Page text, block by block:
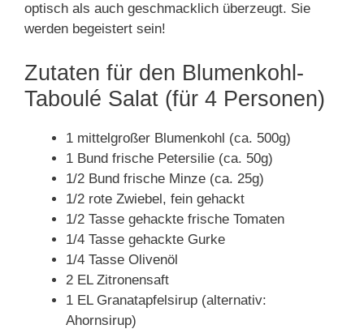
optisch als auch geschmacklich überzeugt. Sie
werden begeistert sein!
Zutaten für den Blumenkohl-
Taboulé Salat (für 4 Personen)
1 mittelgroßer Blumenkohl (ca. 500g)
1 Bund frische Petersilie (ca. 50g)
1/2 Bund frische Minze (ca. 25g)
1/2 rote Zwiebel, fein gehackt
1/2 Tasse gehackte frische Tomaten
1/4 Tasse gehackte Gurke
1/4 Tasse Olivenöl
2 EL Zitronensaft
1 EL Granatapfelsirup (alternativ:
Ahornsirup)